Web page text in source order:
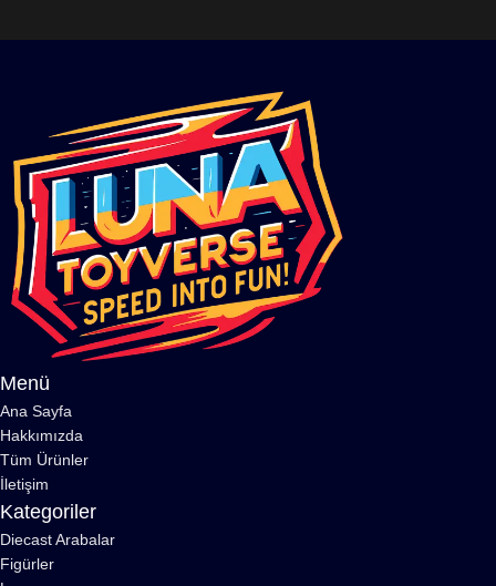
Menü
Ana Sayfa
Hakkımızda
Tüm Ürünler
İletişim
Kategoriler
Diecast Arabalar
Figürler